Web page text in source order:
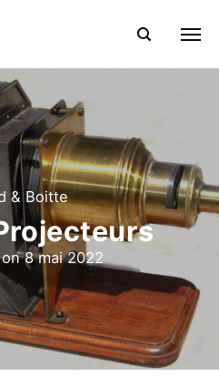
& Boitte
on8 mai 2022